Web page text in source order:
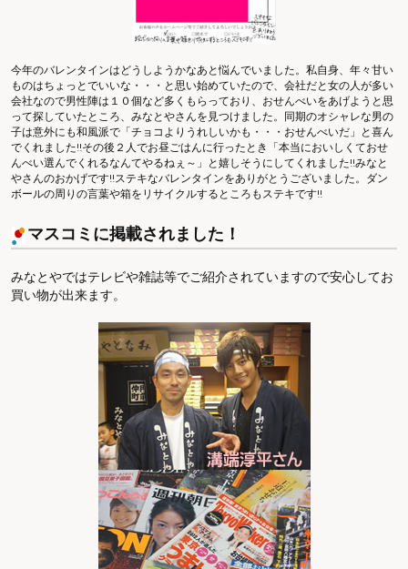
今年のバレンタインはどうしようかなあと悩んでいました。私自身、年々甘い
ものはちょっとでいいな・・・と思い始めていたので、会社だと女の人が多い
会社なので男性陣は１０個など多くもらっており、おせんべいをあげようと思
って探していたところ、みなとやさんを見つけました。同期のオシャレな男の
子は意外にも和風派で「チョコよりうれしいかも・・・おせんべいだ」と喜ん
でくれました!!その後２人でお昼ごはんに行ったとき「本当においしくておせ
んべい選んでくれるなんてやるねぇ～」と嬉しそうにしてくれました!!みなと
やさんのおかげです!!ステキなバレンタインをありがとうございました。ダン
ボールの周りの言葉や箱をリサイクルするところもステキです!!
マスコミに掲載されました！
みなとやではテレビや雑誌等でご紹介されていますので安心してお
買い物が出来ます。